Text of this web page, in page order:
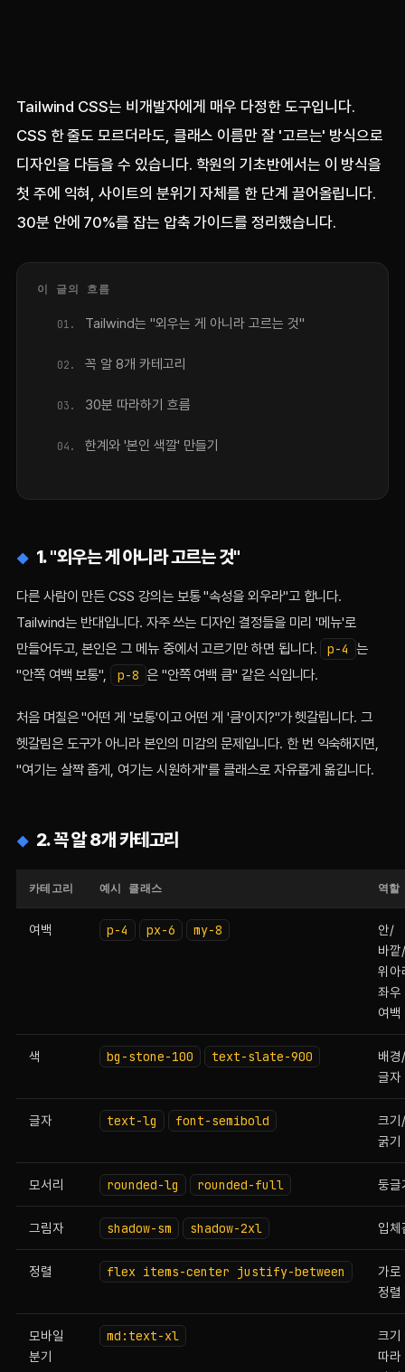
Tailwind CSS는 비개발자에게 매우 다정한 도구입니다.
CSS 한 줄도 모르더라도, 클래스 이름만 잘 '고르는' 방식으로
디자인을 다듬을 수 있습니다. 학원의 기초반에서는 이 방식을
첫 주에 익혀, 사이트의 분위기 자체를 한 단계 끌어올립니다.
30분 안에 70%를 잡는 압축 가이드를 정리했습니다.
이 글의 흐름
Tailwind는 "외우는 게 아니라 고르는 것"
꼭 알 8개 카테고리
30분 따라하기 흐름
한계와 '본인 색깔' 만들기
1. "외우는 게 아니라 고르는 것"
다른 사람이 만든 CSS 강의는 보통 "속성을 외우라"고 합니다.
Tailwind는 반대입니다. 자주 쓰는 디자인 결정들을 미리 '메뉴'로
만들어두고, 본인은 그 메뉴 중에서 고르기만 하면 됩니다.
p-4 는
"안쪽 여백 보통",
p-8 은 "안쪽 여백 큼" 같은 식입니다.
처음 며칠은 "어떤 게 '보통'이고 어떤 게 '큼'이지?"가 헷갈립니다. 그
헷갈림은 도구가 아니라 본인의 미감의 문제입니다. 한 번 익숙해지면,
"여기는 살짝 좁게, 여기는 시원하게"를 클래스로 자유롭게 옮깁니다.
2. 꼭 알 8개 카테고리
카테고리 예시 클래스 역할
여백 p-4 px-6 my-8
안/
바깥/
위아
좌우
여백
색 bg-stone-100 text-slate-900
배경/
글자
글자 text-lg font-semibold
크기/
굵기
모서리 rounded-lg rounded-full 둥글
그림자 shadow-sm shadow-2xl 입체
정렬 flex items-center justify-between
가로
정렬
모바일
분기
md:text-xl
크기
따라